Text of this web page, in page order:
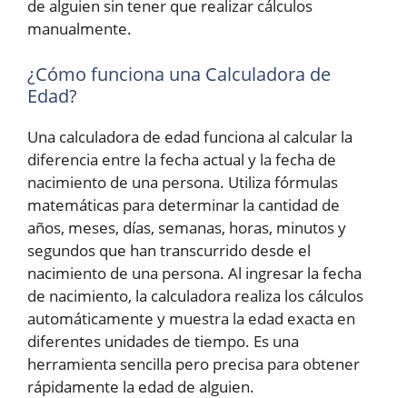
de alguien sin tener que realizar cálculos
manualmente.
¿Cómo funciona una Calculadora de
Edad?
Una calculadora de edad funciona al calcular la
diferencia entre la fecha actual y la fecha de
nacimiento de una persona. Utiliza fórmulas
matemáticas para determinar la cantidad de
años, meses, días, semanas, horas, minutos y
segundos que han transcurrido desde el
nacimiento de una persona. Al ingresar la fecha
de nacimiento, la calculadora realiza los cálculos
automáticamente y muestra la edad exacta en
diferentes unidades de tiempo. Es una
herramienta sencilla pero precisa para obtener
rápidamente la edad de alguien.